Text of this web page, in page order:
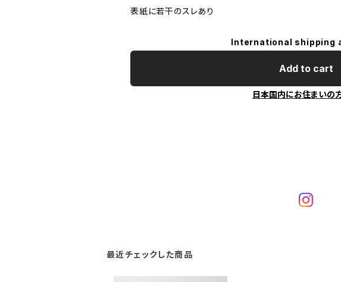
表紙に若干のスレあり
International shipping
Add to cart
日本国内にお住まいの
最近チェックした商品